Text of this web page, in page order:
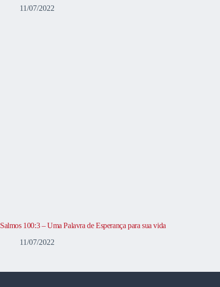
11/07/2022
Salmos 100:3 – Uma Palavra de Esperança para sua vida
11/07/2022